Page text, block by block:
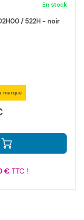
En stock
/ 522H - noir
marque
€TTC !